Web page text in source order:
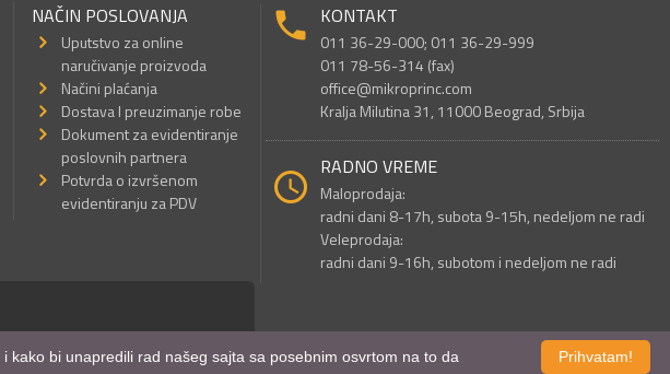
NAČIN POSLOVANJA
Uputstvo za online
naručivanje proizvoda
Načini plaćanja
Dostava I preuzimanje robe
Dokument za evidentiranje
poslovnih partnera
Potvrda o izvršenom
evidentiranju za PDV
KONTAKT
011 36-29-000; 011 36-29-999
011 78-56-314 (fax)
office@mikroprinc.com
Kralja Milutina 31, 11000 Beograd, Srbija
RADNO VREME
Maloprodaja:
radni dani 8-17h, subota 9-15h, nedeljom ne radi
Veleprodaja:
radni dani 9-16h, subotom i nedeljom ne radi
i SEO optimizacija Prihvatam!
kako bi unapredili rad našeg sajta sa posebnim osvrtom na to da